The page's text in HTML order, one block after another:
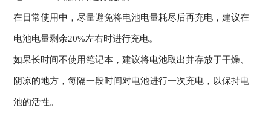
在日常使用中，尽量避免将电池电量耗尽后再充电，建议在
电池电量剩余20%左右时进行充电。
如果长时间不使用笔记本，建议将电池取出并存放于干燥、
阴凉的地方，每隔一段时间对电池进行一次充电，以保持电
池的活性。